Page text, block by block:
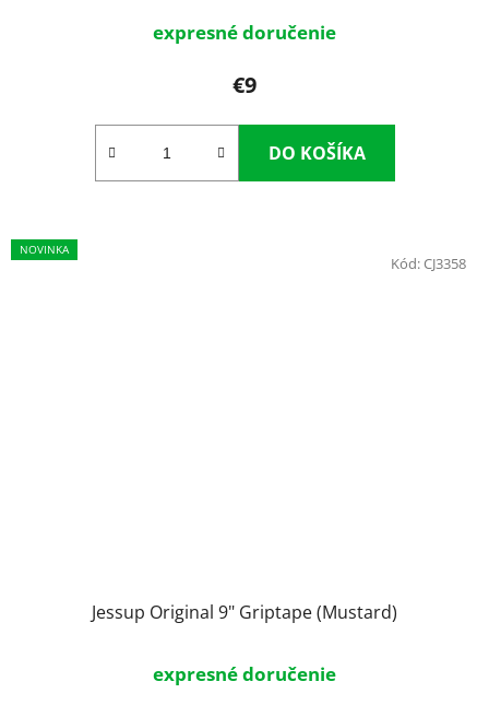
expresné doručenie
€9
DO KOŠÍKA
NOVINKA
Jessup Original 9" Griptape (Mustard)
expresné doručenie
Kód:CJ3358